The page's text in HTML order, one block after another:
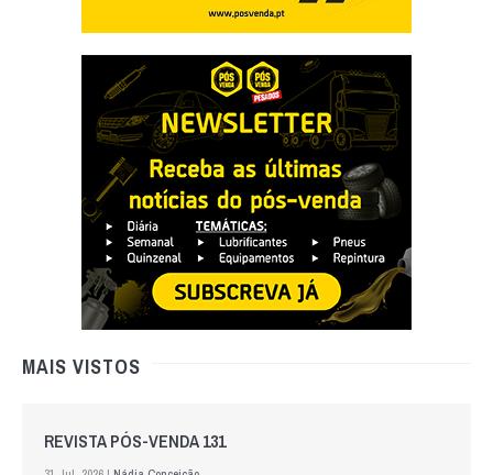
MAIS VISTOS
REVISTA PÓS-VENDA 131